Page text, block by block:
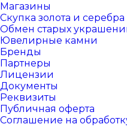
Магазины
Скупка золота и серебра
Обмен старых
Ювелирные камни
Бренды
Партнеры
Лицензии
Документы
Реквизиты
Публичная оферта
Соглашение на